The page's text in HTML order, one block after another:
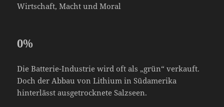
Wirtschaft, Macht und Moral
0%
Die Batterie-Industrie wird oft als „grün“ verkauft.
Doch der Abbau von Lithium in Südamerika
hinterlässt ausgetrocknete Salzseen.